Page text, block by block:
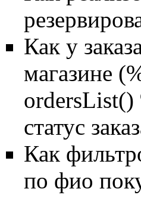
Как у
магазине
ordersList()
статус
Как
по фио